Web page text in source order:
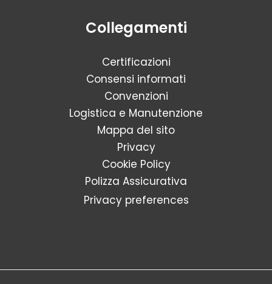
Collegamenti
Certificazioni
Consensi informati
Convenzioni
Logistica e Manutenzione
Mappa del sito
Privacy
Cookie Policy
Polizza Assicurativa
Privacy preferences